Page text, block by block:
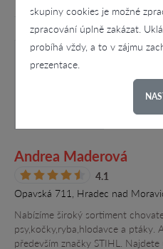
skupiny cookies je možné
zpracování úplně zakázat.
probíhá vždy, a to v zájmu
prezentace.
Andrea Maderová
4.1
Opavská 711, Hradec nad
Nabízíme široký sortiment
psy,kočky,ryba,hlodavce a ptáky.
především značky STIHL. Najdete